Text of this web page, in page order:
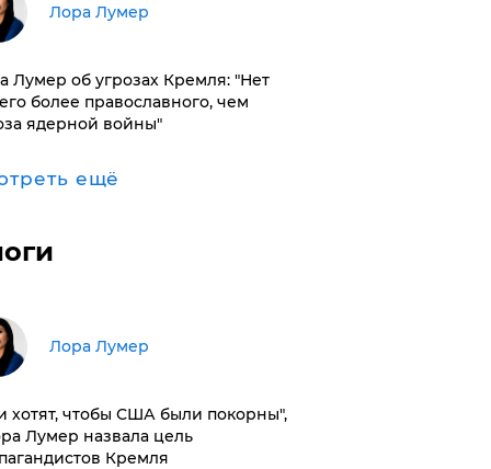
​Лора Лумер
Лумер об угрозах Кремля: "Нет
более православного, чем
ядерной войны"
ещё
​Лора Лумер
хотят, чтобы США были покорны",
Лумер назвала цель
Кремля